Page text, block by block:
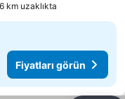
km uzaklıkta
Fiyatları görün